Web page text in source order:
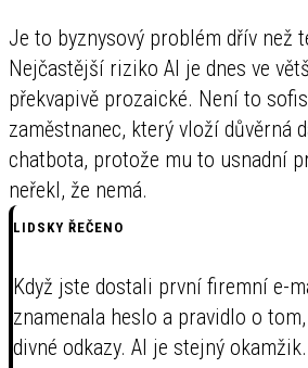
Je to byznysový problém dřív než
Nejčastější riziko AI je dnes ve
překvapivě prozaické. Není to
zaměstnanec, který vloží důvěrná
chatbota, protože mu to usnadní
neřekl, že nemá.
LIDSKY ŘEČENO
Když jste dostali první firemní e-
znamenala heslo a pravidlo o
divné odkazy. AI je stejný